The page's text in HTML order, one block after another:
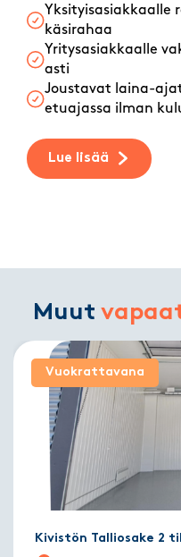
Yksityisasiakkaalle
käsirahaa
Yritysasiakkaalle
asti
Joustavat laina-
etuajassa ilman
Lue lisää
Muut
Vuokrattavana
Kivistön Talliosake 2